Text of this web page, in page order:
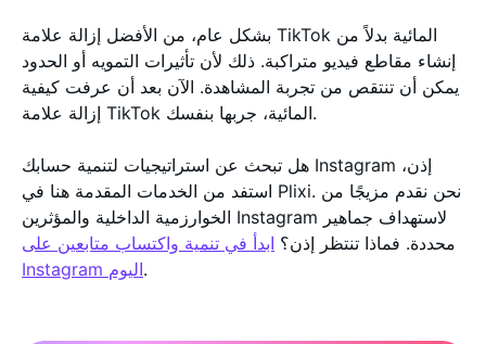
بشكل عام، من الأفضل إزالة علامة TikTok المائية بدلاً من
إنشاء مقاطع فيديو متراكبة. ذلك لأن تأثيرات التمويه أو الحدود
يمكن أن تنتقص من تجربة المشاهدة. الآن بعد أن عرفت كيفية
إزالة علامة TikTok المائية، جربها بنفسك.
هل تبحث عن استراتيجيات لتنمية حسابك Instagram إذن،
استفد من الخدمات المقدمة هنا في Plixi. نحن نقدم مزيجًا من
الخوارزمية الداخلية والمؤثرين Instagram لاستهداف جماهير
محددة. فماذا تنتظر إذن؟ ابدأ في تنمية واكتساب متابعين على
Instagram اليوم.